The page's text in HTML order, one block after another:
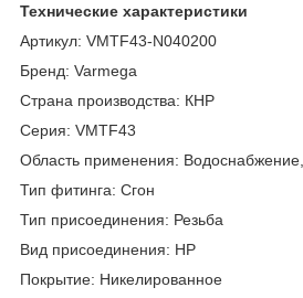
Технические характеристики
Артикул: VMTF43-N040200
Бренд: Varmega
Страна производства: КНР
Серия: VMTF43
Область применения:
Тип фитинга: Сгон
Тип присоединения: Резьба
Вид присоединения: НР
Покрытие: Никелированное